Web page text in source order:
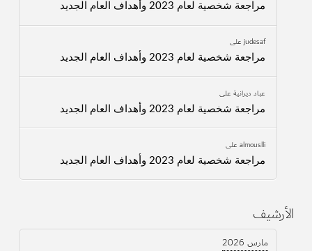
مراجعة شخصية لعام 2023 وأهداف العام الجديد
judesafعلى
مراجعة شخصية لعام 2023 وأهداف العام الجديد
عباد ديرانيةعلى
مراجعة شخصية لعام 2023 وأهداف العام الجديد
almouslliعلى
مراجعة شخصية لعام 2023 وأهداف العام الجديد
الأرشيف
مارس 2026